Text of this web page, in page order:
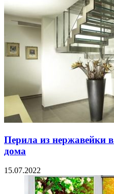
Перила из нержавейки в
дома
15.07.2022